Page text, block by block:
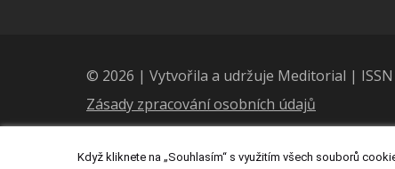
© 2026 | Vytvořila a udržuje Meditorial | ISSN
Zásady zpracování osobních údajů
Když kliknete na „Souhlasím“ s využitím všech souborů